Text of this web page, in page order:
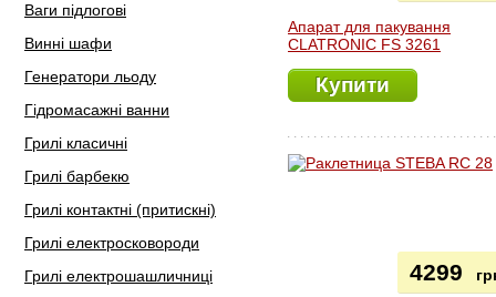
Ваги підлогові
Винні шафи
Генератори льоду
Гідромасажні ванни
Грилі класичні
Грилі барбекю
Грилі контактні (притискні)
Грилі електросковороди
Грилі електрошашличниці
Апарат для пакування
CLATRONIC FS 3261
Купити
4299